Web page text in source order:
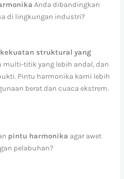
Anda dibandingkan
di lingkungan industri?
kekuatan struktural yang
multi-titik yang lebih andal, dan
Pintu harmonika kami lebih
berat dan cuaca ekstrem.
pintu harmonika agar awet
pelabuhan?